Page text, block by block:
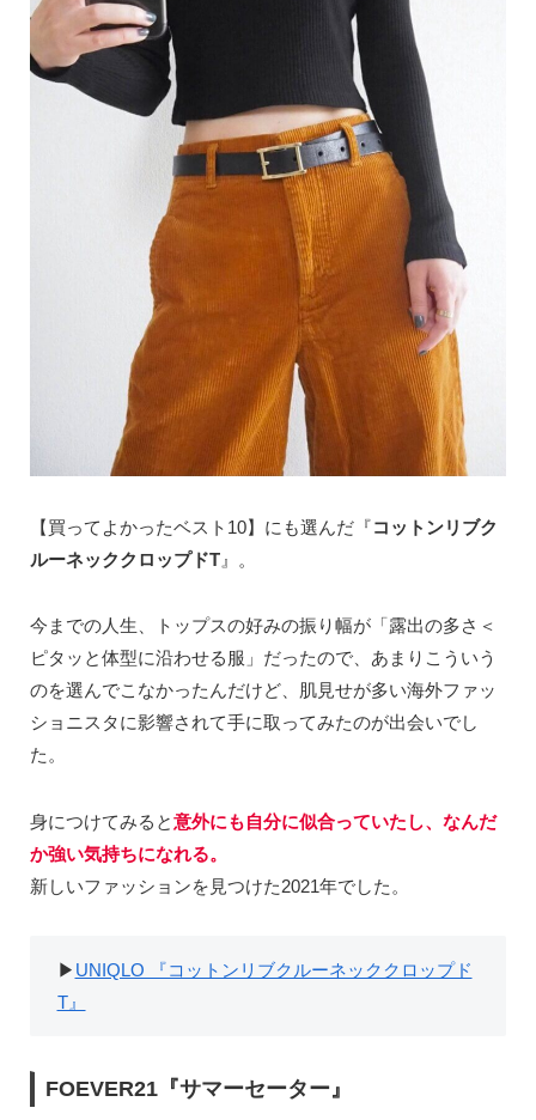
【買ってよかったベスト10】にも選んだ『コットンリブク
ルーネッククロップドT 』。
今までの人生、トップスの好みの振り幅が「露出の多さ＜
ピタッと体型に沿わせる服」だったので、あまりこういう
のを選んでこなかったんだけど、肌見せが多い海外ファッ
ショニスタに影響されて手に取ってみたのが出会いでし
た。
身につけてみると意外にも自分に似合っていたし、なんだ
か強い気持ちになれる。
新しいファッションを見つけた2021年でした。
▶︎ UNIQLO 『コットンリブクルーネッククロップド
T』
FOEVER21『サマーセーター』